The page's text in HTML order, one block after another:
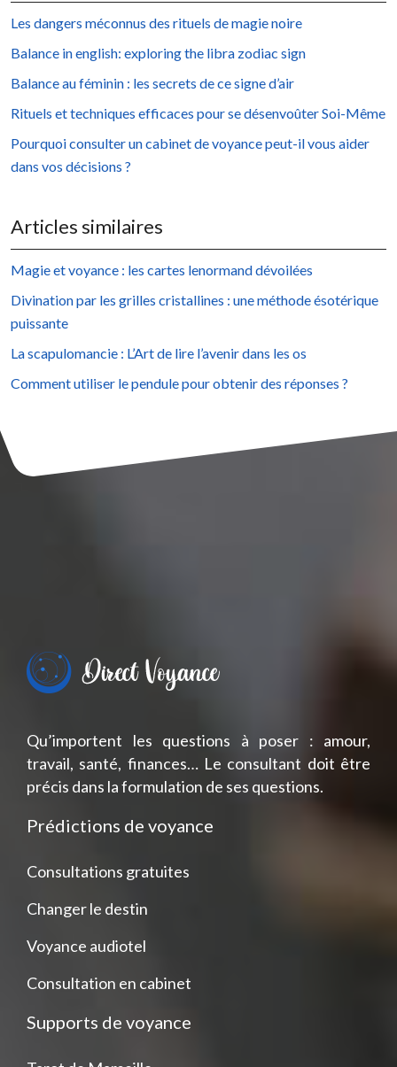
Les dangers méconnus des rituels de magie noire
Balance in english: exploring the libra zodiac sign
Balance au féminin : les secrets de ce signe d’air
Rituels et techniques efficaces pour se désenvoûter Soi-Même
Pourquoi consulter un cabinet de voyance peut-il vous aider
dans vos décisions ?
Articles similaires
Magie et voyance : les cartes lenormand dévoilées
Divination par les grilles cristallines : une méthode ésotérique
puissante
La scapulomancie : L’Art de lire l’avenir dans les os
Comment utiliser le pendule pour obtenir des réponses ?
Qu’importent les questions à poser : amour,
travail, santé, finances… Le consultant doit être
précis dans la formulation de ses questions.
Prédictions de voyance
Consultations gratuites
Changer le destin
Voyance audiotel
Consultation en cabinet
Supports de voyance